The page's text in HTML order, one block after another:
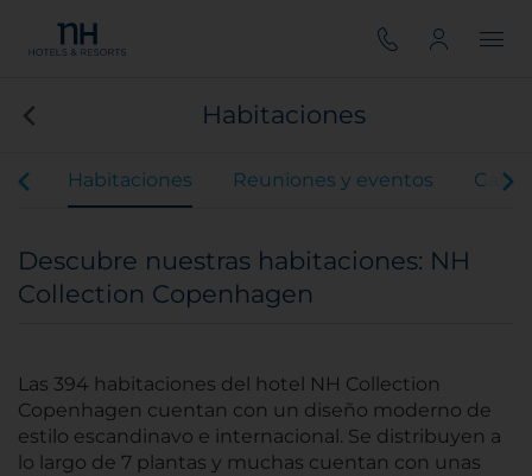
Habitaciones
Habitaciones Reuniones y eventos
Descubre nuestras habitaciones: NH
Collection Copenhagen
Las 394 habitaciones del hotel NH Collection
Copenhagen cuentan con un diseño moderno de
estilo escandinavo e internacional. Se distribuyen a
lo largo de 7 plantas y muchas cuentan con unas